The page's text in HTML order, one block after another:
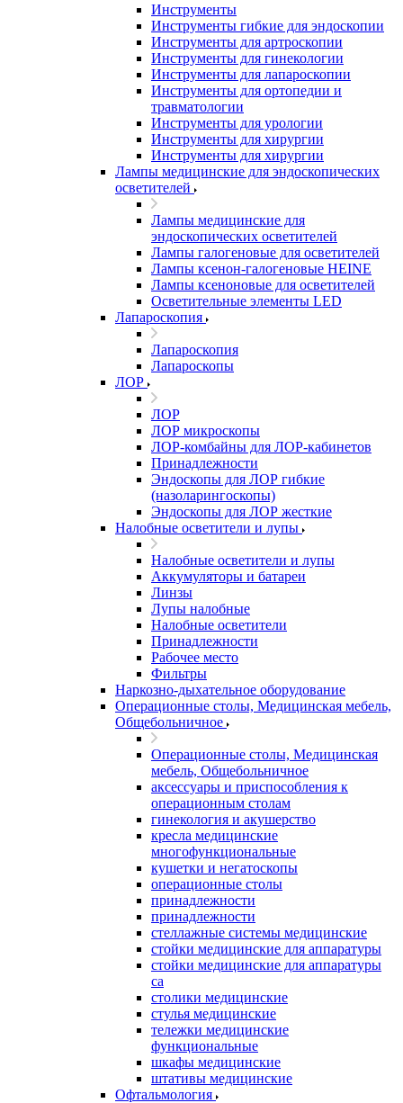
Инструменты
Инструменты гибкие для эндоскопии
Инструменты для артроскопии
Инструменты для гинекологии
Инструменты для лапароскопии
Инструменты для ортопедии и
травматологии
Инструменты для урологии
Инструменты для хирургии
Инструменты для хирургии
Лампы медицинские для эндоскопических
осветителей
Лампы медицинские для
эндоскопических осветителей
Лампы галогеновые для осветителей
Лампы ксенон-галогеновые HEINE
Лампы ксеноновые для осветителей
Осветительные элементы LED
Лапароскопия
Лапароскопия
Лапароскопы
ЛОР
ЛОР
ЛОР микроскопы
ЛОР-комбайны для ЛОР-кабинетов
Принадлежности
Эндоскопы для ЛОР гибкие
(назоларингоскопы)
Эндоскопы для ЛОР жесткие
Налобные осветители и лупы
Налобные осветители и лупы
Аккумуляторы и батареи
Линзы
Лупы налобные
Налобные осветители
Принадлежности
Рабочее место
Фильтры
Наркозно-дыхательное оборудование
Операционные столы, Медицинская мебель,
Общебольничное
Операционные столы, Медицинская
мебель, Общебольничное
аксессуары и приспособления к
операционным столам
гинекология и акушерство
кресла медицинские
многофункциональные
кушетки и негатоскопы
операционные столы
принадлежности
принадлежности
стеллажные системы медицинские
стойки медицинские для аппаратуры
стойки медицинские для аппаратуры
са
столики медицинские
стулья медицинские
тележки медицинские
функциональные
шкафы медицинские
штативы медицинские
Офтальмология